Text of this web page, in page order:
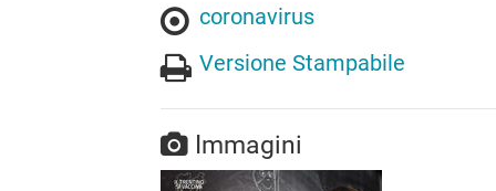
coronavirus
Versione Stampabile
Immagini